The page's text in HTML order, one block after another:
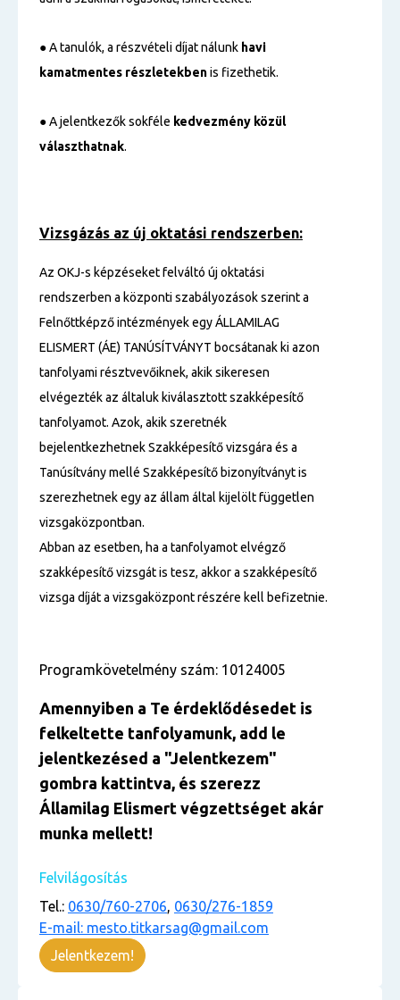
● A tanulók, a részvételi díjat nálunk havi
kamatmentes részletekbenis fizethetik.
● A jelentkezők sokféle kedvezmény közül
választhatnak.
Vizsgázás az új oktatási rendszerben:
Az OKJ-s képzéseket felváltó új oktatási
rendszerben a központi szabályozások szerint a
Felnőttképző intézmények egy ÁLLAMILAG
ELISMERT (ÁE) TANÚSÍTVÁNYT bocsátanak ki azon
tanfolyami résztvevőiknek, akik sikeresen
elvégezték az általuk kiválasztott szakképesítő
tanfolyamot. Azok, akik szeretnék
bejelentkezhetnek Szakképesítő vizsgára és a
Tanúsítvány mellé Szakképesítő bizonyítványt is
szerezhetnek egy az állam által kijelölt független
vizsgaközpontban.
Abban az esetben, ha a tanfolyamot elvégző
szakképesítő vizsgát is tesz, akkor a szakképesítő
vizsga díját a vizsgaközpont részére kell befizetnie.
Programkövetelmény szám: 10124005
Amennyiben a Te érdeklődésedet is
felkeltette tanfolyamunk, add le
jelentkezésed a "Jelentkezem"
gombra kattintva, és szerezz
Államilag Elismert végzettséget akár
munka mellett!
Felvilágosítás
Tel.: 0630/760-2706, 0630/276-1859
E-mail: mesto.titkarsag@gmail.com
Jelentkezem!